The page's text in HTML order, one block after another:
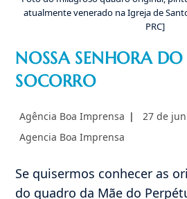
atualmente venerado na Igreja de
PRC]
NOSSA SENHORA DO
SOCORRO
Autor
post:
Agência Boa Imprensa
Post
27 de
Categoria
Agencia Boa Imprensa
Se quisermos conhecer as
do quadro da Mãe do